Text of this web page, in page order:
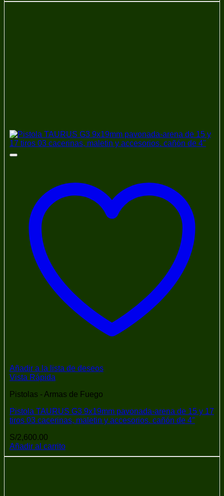
Añadir a la lista de deseos
Vista Rápida
Pistolas - Armas de Fuego
Pistola TAURUS G3 9x19mm pavonada-arena de 15 y 17
tiros 03 cacerinas, maletin y accesorios. cañón de 4″
S/2,600.00
Añadir al carrito